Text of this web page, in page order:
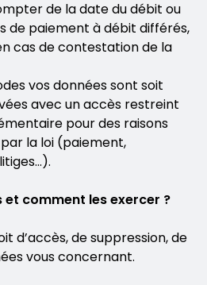
de la date du débit ou
de paiement à débit différés,
cas de contestation de la
vos données sont soit
avec un accès restreint
pour des raisons
la loi (paiement,
comment les exercer ?
d’accès, de suppression, de
vous concernant.